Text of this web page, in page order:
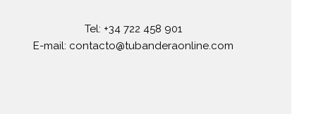
Tel: +34 722 458 901
E-mail: contacto@tubanderaonline.com